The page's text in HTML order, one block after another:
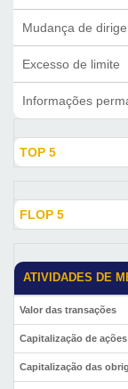
Mudança de
Excesso de limite
Informações
TOP 5
FLOP 5
ATIVIDADES DE
Valor das transações
Capitalização de ações
Capitalização das